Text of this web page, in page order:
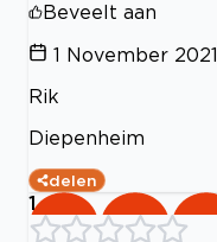
Beveelt aan
1 November 2021
Rik
Diepenheim
delen
1